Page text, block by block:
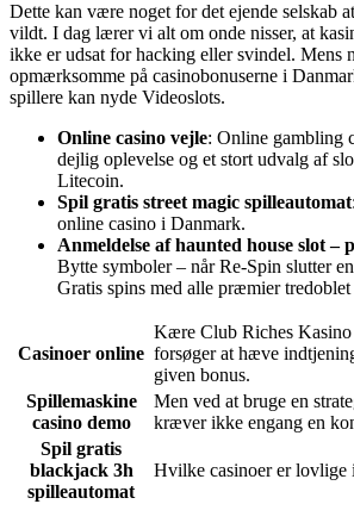
Dette kan være noget for det ejende selskab
vildt. I dag lærer vi alt om onde nisser, at
ikke er udsat for hacking eller svindel. Mens
opmærksomme på casinobonuserne i
spillere kan nyde Videoslots.
Online casino vejle: Online gambling
dejlig oplevelse og et stort udvalg af
Litecoin.
Spil gratis street magic spilleautomat
online casino i Danmark.
Anmeldelse af haunted house slot –
Bytte symboler – når Re-Spin slutter
Gratis spins med alle præmier
Casinoer online
Kære Club Riches
forsøger at hæve
given bonus.
Spillemaskine
casino demo
Men ved at bruge en
kræver ikke engang en
Spil gratis
blackjack 3h
spilleautomat
Hvilke casinoer er lovlige